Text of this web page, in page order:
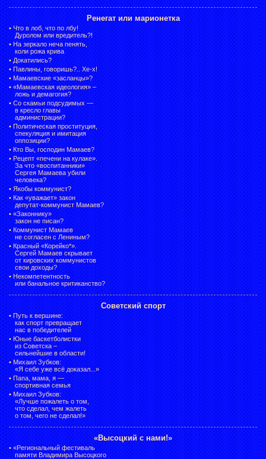
Ренегат или марионетка
• Что в лоб, что по лбу!
Дуролом или вредитель?!
• На зеркало неча пенять,
коли рожа крива
• Докатились?
• Павлины, говоришь?.. Хе-х!
• Мамаевские «засланцы»?
• «Мамаевская идеология» –
ложь и демагогия?
• Со скамьи подсудимых —
в кресло главы
администрации?
• Политическая проституция,
спекуляция и имитация
оппозиции?
• Кто Вы, господин Мамаев?
• Рецепт «печени на кулаке».
За что «воспитанники»
Сергея Мамаева убили
человека?
• Якобы коммунист?
• Как «уважает» закон
депутат-коммунист Мамаев?
• «Законнику»
закон не писан?
• Коммунист Мамаев
не согласен с Лениным?
• Красный «Корейко*».
Сергей Мамаев скрывает
от кировских коммунистов
свои доходы?
• Некомпетентность
или банальное критиканство?
Советский спорт
• Путь к вершине:
как спорт превращает
нас в победителей
• Юные баскетболистки
из Советска –
сильнейшие в области!
• Михаил Зубков:
«Я себе уже всё доказал...»
• Папа, мама, я —
спортивная семья
• Михаил Зубков:
«Лучше пожалеть о том,
что сделал, чем жалеть
о том, чего не сделал!»
«Высоцкий с нами!»
• «Региональный фестиваль
памяти Владимира Высоцкого